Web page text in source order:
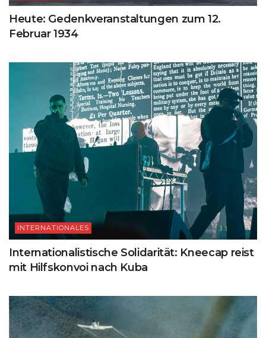
Heute: Gedenkveranstaltungen zum 12.
Februar 1934
INTERNATIONALES
Internationalistische Solidarität: Kneecap reist
mit Hilfskonvoi nach Kuba